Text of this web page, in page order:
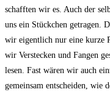
schafften wir es. Auch der
uns ein Stückchen getragen.
wir eigentlich nur eine kurze
wir Verstecken und Fangen
lesen. Fast wären wir auch
gemeinsam entscheiden, wie